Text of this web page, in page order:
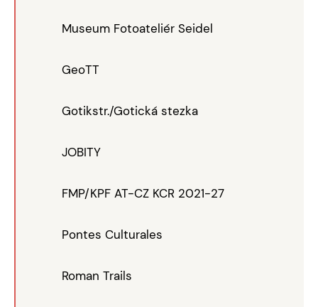
Museum Fotoateliér Seidel
GeoTT
Gotikstr./Gotická stezka
JOBITY
FMP/KPF AT-CZ KCR 2021-27
Pontes Culturales
Roman Trails